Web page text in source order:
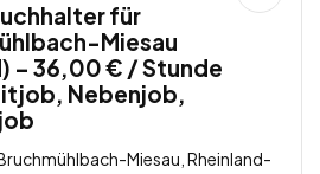
für
Miesau
– 36,00 € / Stunde
Nebenjob,
Miesau, Rheinland-